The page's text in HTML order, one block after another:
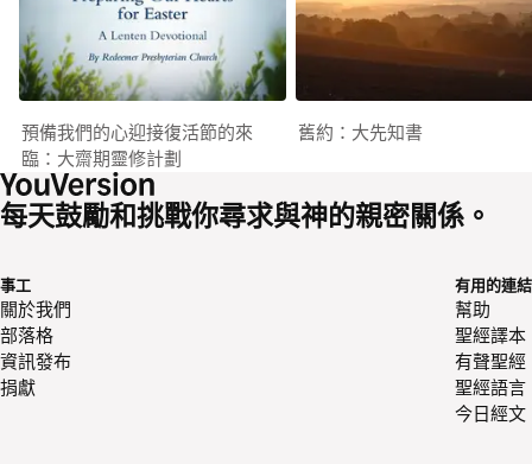
預備我們的心迎接復活節的來
臨：大齋期靈修計劃
舊約：大先知書
每天鼓勵和挑戰你尋求與神的親密關係。
事工
關於我們
部落格
資訊發布
捐獻
有用的連結
幫助
聖經譯本
有聲聖經
聖經語言
今日經文